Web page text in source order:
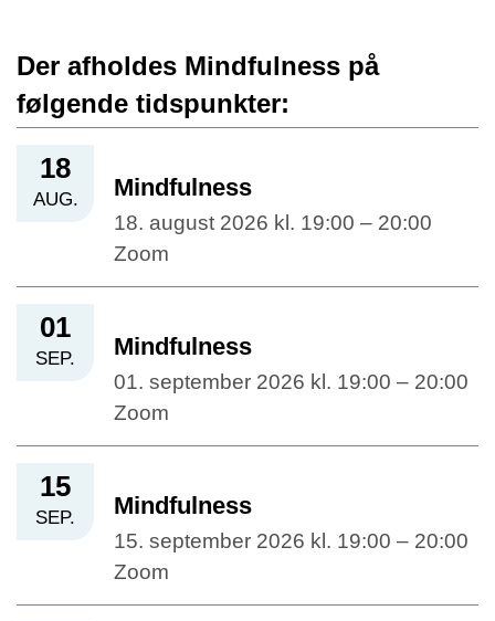
Der afholdes Mindfulness på
følgende tidspunkter:
18
AUG. Mindfulness
18. august 2026 kl. 19:00 – 20:00
Zoom
01
SEP. Mindfulness
01. september 2026 kl. 19:00 – 20:00
Zoom
15
SEP. Mindfulness
15. september 2026 kl. 19:00 – 20:00
Zoom